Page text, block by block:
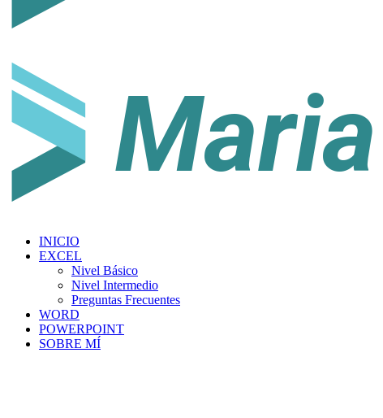
INICIO
EXCEL
Nivel Básico
Nivel Intermedio
Preguntas Frecuentes
WORD
POWERPOINT
SOBRE MÍ